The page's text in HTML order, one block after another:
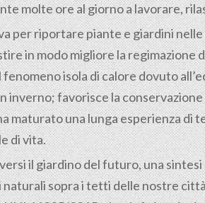
molte ore al giorno a lavorare,
per riportare piante e giardini
in modo migliore la regimazione
isola di calore dovuto
favorisce la
maturato una lunga esperienza di
di vita.
il giardino del futuro, una
sopra i tetti delle nostre